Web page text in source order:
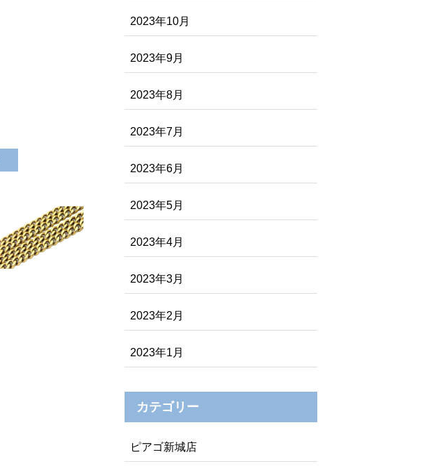
2023年10月
2023年9月
2023年8月
2023年7月
2023年6月
2023年5月
2023年4月
2023年3月
2023年2月
2023年1月
カテゴリー
ピアゴ新城店